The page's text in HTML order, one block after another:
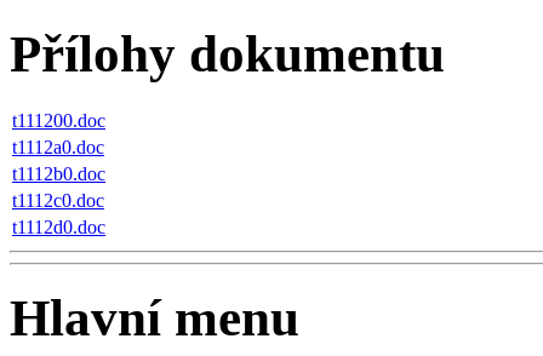
Přílohy dokumentu
t111200.doc
t1112a0.doc
t1112b0.doc
t1112c0.doc
t1112d0.doc
Hlavní menu